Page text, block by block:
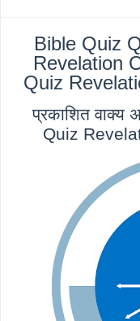
Bible Quiz
Revelation
Quiz
प्रकाशित वाक्य
Quiz